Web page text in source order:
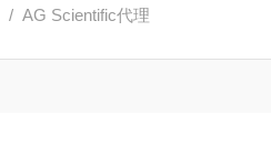
/ AG Scientific代理